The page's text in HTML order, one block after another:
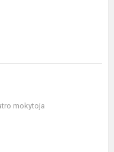
mokytoja